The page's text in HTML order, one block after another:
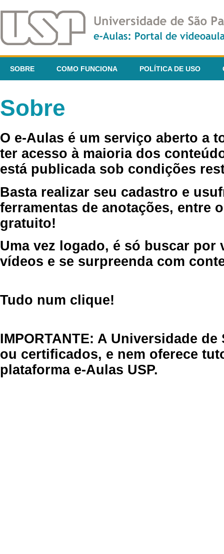
SOBRE COMO FUNCIONA POLÍTICA DE USO
Sobre
O e-Aulas é um serviço aberto a
ter acesso à maioria dos
está publicada sob condições
Basta realizar seu cadastro e
ferramentas de anotações, entre
gratuito!
Uma vez logado, é só buscar por
vídeos e se surpreenda com
Tudo num clique!
IMPORTANTE: A Universidade
ou certificados, e nem oferece
plataforma e-Aulas USP.